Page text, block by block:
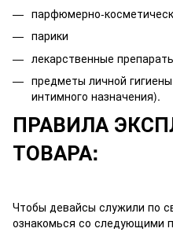
парфюмерно-
парики
лекарственные
предметы личной
интимного назначения).
ПРАВИЛА
ТОВАРА:
Чтобы девайсы служили по
ознакомься со следующими